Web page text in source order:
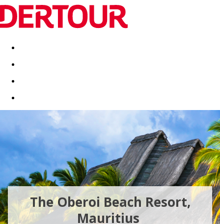
Destinatii Vacanta perfecta OFERTE DE NERATAT
The Oberoi Beach Resort,
Mauritius